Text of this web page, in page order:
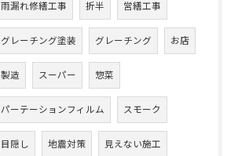
雨漏れ修繕工事 折半 営繕工事
グレーチング塗装 グレーチング お店
製造 スーパー 惣菜
パーテーションフィルム スモーク
目隠し 地震対策 見えない施工